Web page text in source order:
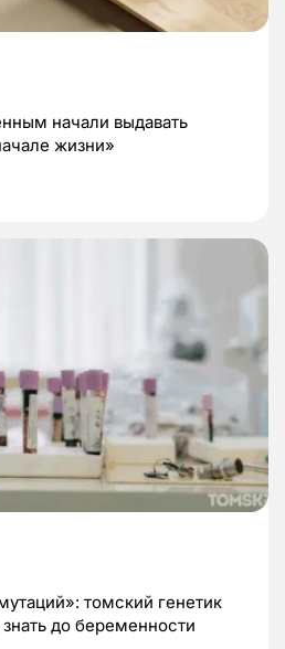
начали выдавать
жизни»
томский генетик
до беременности